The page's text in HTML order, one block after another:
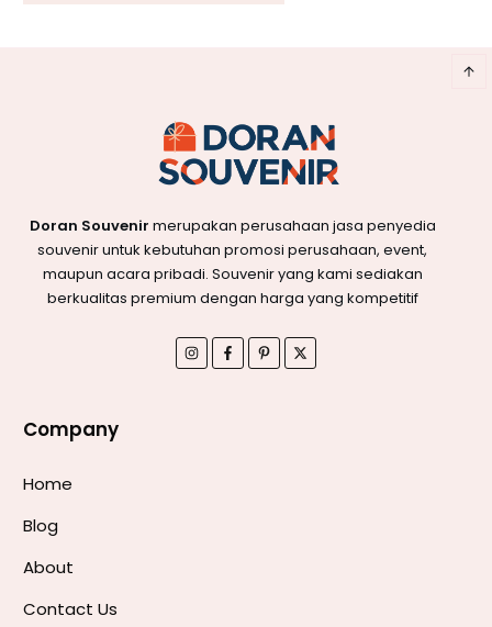
Doran Souvenir merupakan perusahaan jasa penyedia
souvenir untuk kebutuhan promosi perusahaan, event,
maupun acara pribadi. Souvenir yang kami sediakan
berkualitas premium dengan harga yang kompetitif
Company
Home
Blog
About
Contact Us